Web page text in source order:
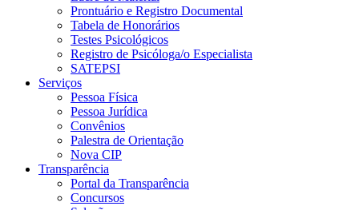
Prontuário e Registro Documental
Tabela de Honorários
Testes Psicológicos
Registro de Psicóloga/o Especialista
SATEPSI
Serviços
Pessoa Física
Pessoa Jurídica
Convênios
Palestra de Orientação
Nova CIP
Transparência
Portal da Transparência
Concursos